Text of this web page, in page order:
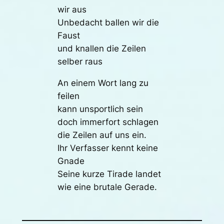
wir aus
Unbedacht ballen wir die
Faust
und knallen die Zeilen
selber raus
An einem Wort lang zu
feilen
kann unsportlich sein
doch immerfort schlagen
die Zeilen auf uns ein.
Ihr Verfasser kennt keine
Gnade
Seine kurze Tirade landet
wie eine brutale Gerade.